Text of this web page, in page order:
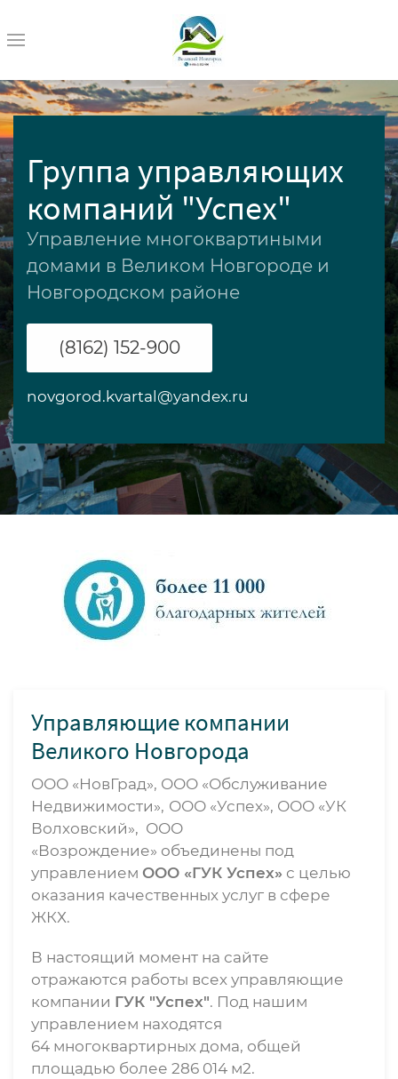
Группа управляющих
компаний "Успех"
Управление многоквартиными
домами в Великом Новгороде и
Новгородском районе
(8162) 152-900
novgorod.kvartal@yandex.ru
Управляющие компании
Великого Новгорода
ООО «НовГрад», ООО «Обслуживание
Недвижимости», ООО «Успех», ООО «УК
Волховский», ООО
«Возрождение» объединены под
управлением ООО «ГУК Успех» с целью
оказания качественных услуг в сфере
ЖКХ.
В настоящий момент на сайте
отражаются работы всех управляющие
компании ГУК "Успех". Под нашим
управлением находятся
64 многоквартирных дома, общей
площадью более 286 014 м2.